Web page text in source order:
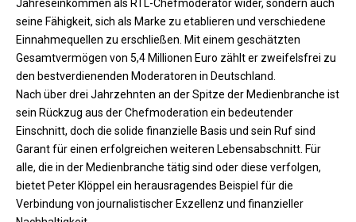
Jahreseinkommen als RTL-Chefmoderator wider, sondern auch
seine Fähigkeit, sich als Marke zu etablieren und verschiedene
Einnahmequellen zu erschließen. Mit einem geschätzten
Gesamtvermögen von 5,4 Millionen Euro zählt er zweifelsfrei zu
den bestverdienenden Moderatoren in Deutschland.
Nach über drei Jahrzehnten an der Spitze der Medienbranche ist
sein Rückzug aus der Chefmoderation ein bedeutender
Einschnitt, doch die solide finanzielle Basis und sein Ruf sind
Garant für einen erfolgreichen weiteren Lebensabschnitt. Für
alle, die in der Medienbranche tätig sind oder diese verfolgen,
bietet Peter Klöppel ein herausragendes Beispiel für die
Verbindung von journalistischer Exzellenz und finanzieller